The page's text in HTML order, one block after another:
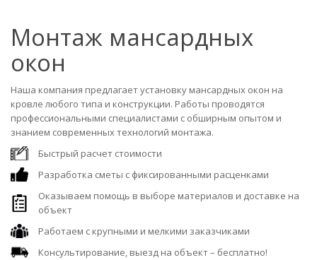
Монтаж мансардных
окон
Наша компания предлагает установку мансардных окон на
кровле любого типа и конструкции. Работы проводятся
профессиональными специалистами с обширным опытом и
знанием современных технологий монтажа.
Быстрый расчет стоимости
Разработка сметы с фиксированными расценками
Оказываем помощь в выборе материалов и доставке на
объект
Работаем с крупными и мелкими заказчиками
Консультирование, выезд на объект – бесплатно!